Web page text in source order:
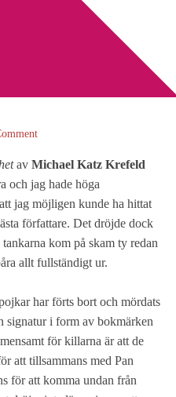
Pans
Katz
av Michael Katz Krefeld
och jag hade höga
jag möjligen kunde ha hittat
författare. Det dröjde dock
kom på skam ty redan
allt fullständigt ur.
har förts bort och mördats
signatur i form av bokmärken
för killarna är att de
att tillsammans med Pan
för att komma undan från